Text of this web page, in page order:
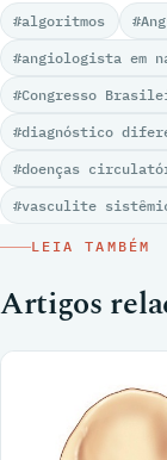
#algoritmos
#angiologista em
#Congresso
#diagnóstico
#doenças
#vasculite
LEIA TAMBÉM
Artigos